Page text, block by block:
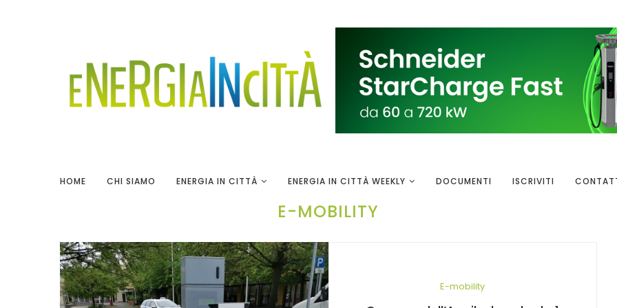
HOME CHI SIAMO ENERGIA IN CITTÀ ENERGIA IN CITTÀ WEEKLY DOCUMENTI ISCRIVITI
E-MOBILITY
E-mobility